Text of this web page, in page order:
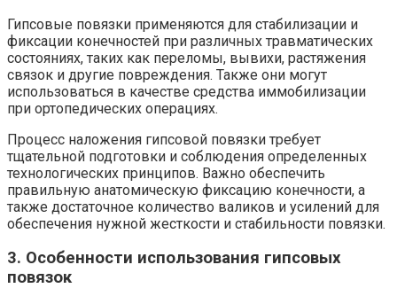
Гипсовые повязки применяются для стабилизации и
фиксации конечностей при различных травматических
состояниях, таких как переломы, вывихи, растяжения
связок и другие повреждения. Также они могут
использоваться в качестве средства иммобилизации
при ортопедических операциях.
Процесс наложения гипсовой повязки требует
тщательной подготовки и соблюдения определенных
технологических принципов. Важно обеспечить
правильную анатомическую фиксацию конечности, а
также достаточное количество валиков и усилений для
обеспечения нужной жесткости и стабильности повязки.
3. Особенности использования гипсовых
повязок